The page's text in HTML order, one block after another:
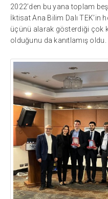
2022’den bu yana toplam
İktisat Ana Bilim Dalı TEK’in
üçünü alarak gösterdiği çok
olduğunu da kanıtlamış oldu.